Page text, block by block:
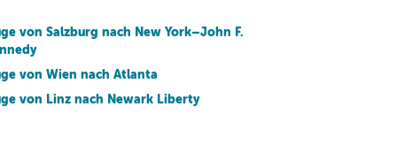
von Salzburg nach New York–John F.
von Wien nach Atlanta
von Linz nach Newark Liberty